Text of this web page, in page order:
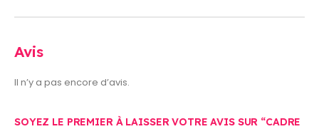
Avis
Il n’y a pas encore d’avis.
SOYEZ LE PREMIER À LAISSER VOTRE AVIS SUR “CADRE